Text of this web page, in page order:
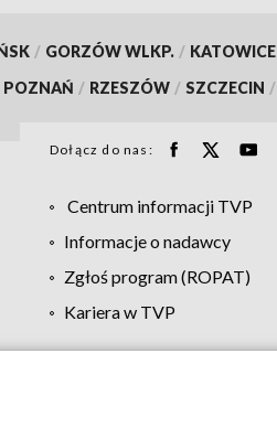
/ GORZÓW WLKP. / KATOWICE
POZNAŃ / RZESZÓW / SZCZECIN /
Dołącz do nas:
Centrum informacji TVP
Informacje o nadawcy
Zgłoś program (ROPAT)
Kariera w TVP